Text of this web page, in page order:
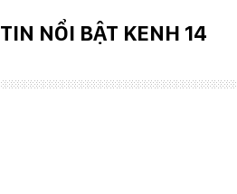
TIN NỔI BẬT KENH 14